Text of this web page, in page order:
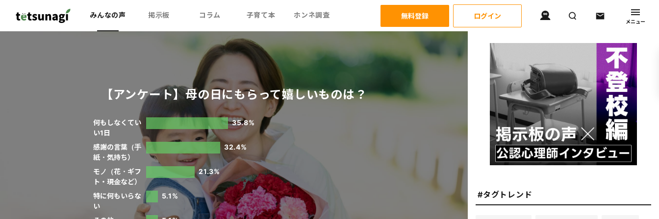
みんなの声 掲示板 コラム 子育て本 ホンネ調査 無料登録 ログイン
メニュー
【アンケート】母の日にもらって嬉しいものは？
何もしなくてい
い1日
35.8%
感謝の言葉（手
紙・気持ち）
32.4%
モノ（花・ギフ
ト・現金など）
21.3%
特に何もいらな
い
5.1% #タグトレンド